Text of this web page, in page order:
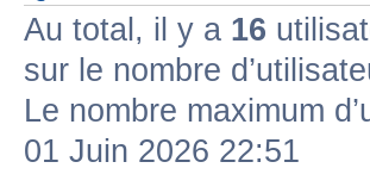
Au total, il y a 16
sur le nombre
Le nombre maximum
01 Juin 2026 22:51